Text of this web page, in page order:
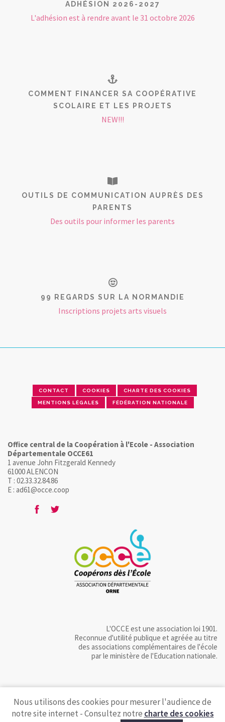
ADHÉSION 2026-2027
L'adhésion est à rendre avant le 31 octobre 2026
COMMENT FINANCER SA COOPÉRATIVE
SCOLAIRE ET LES PROJETS
NEW!!!
OUTILS DE COMMUNICATION AUPRÈS DES
PARENTS
Des outils pour informer les parents
99 REGARDS SUR LA NORMANDIE
Inscriptions projets arts visuels
CONTACT COOKIES CHARTE DES COOKIES
MENTIONS LÉGALES FÉDÉRATION NATIONALE
Office central de la Coopération à l'Ecole - Association
Départementale OCCE61
1 avenue John Fitzgerald Kennedy
61000 ALENCON
T : 02.33.32.84.86
E : ad61@occe.coop
L'OCCE est une association loi 1901.
Reconnue d'utilité publique et agréée au titre
des associations complémentaires de l'école
par le ministère de l'Education nationale.
Nous utilisons des cookies pour mesurer l'audience de
notre site internet - Consultez notre charte des cookies